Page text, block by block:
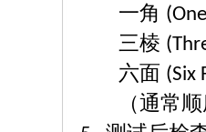
一角
三棱
六面 (Six
（通常